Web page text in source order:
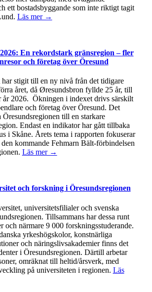
ett bostadsbyggande som inte riktigt tagit
Läs mer →
En rekordstark gränsregion – fler
och företag över Öresund
stigit till en ny nivå från det tidigare
året, då Øresundsbron fyllde 25 år, till
år 2026. Ökningen i indexet drivs särskilt
och företag över Öresund. Det
till en starkare
Endast en indikator har gått tillbaka
i Skåne. Årets tema i rapporten fokuserar
kommande Fehmarn Bält-förbindelsen
Läs mer →
och forskning i Öresundsregionen
universitetsfilialer och svenska
Tillsammans har dessa runt
och närmare 9 000 forskningsstuderande.
yrkeshögskolor, konstnärliga
och näringslivsakademier finns det
i Öresundsregionen. Därtill arbetar
omräknat till heltid/årsverk, med
på universiteten i regionen. Läs